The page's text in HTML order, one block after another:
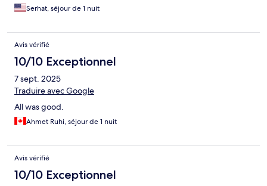
Serhat, séjour de 1 nuit
Avis vérifié
10/10 Exceptionnel
7 sept. 2025
Traduire avec Google
All was good.
Ahmet Ruhi, séjour de 1 nuit
Avis vérifié
10/10 Exceptionnel